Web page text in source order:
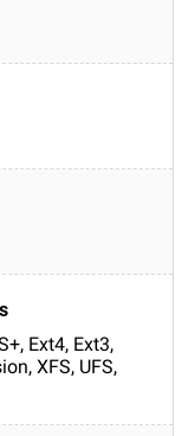
Ext4, Ext3,
XFS, UFS,